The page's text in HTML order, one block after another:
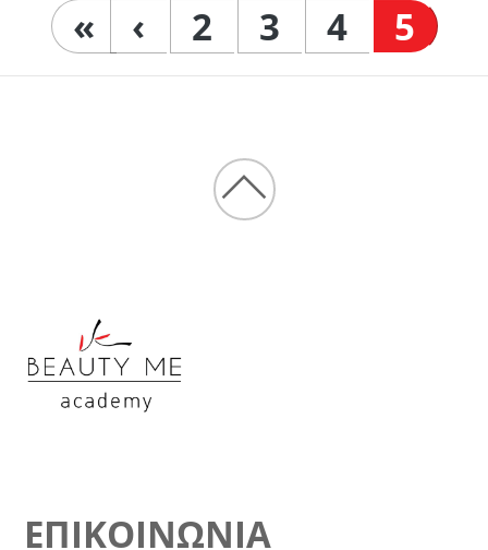
« ‹ 2 3 4 5
Back
to
ΕΠΙΚΟΙΝΩΝΊΑ